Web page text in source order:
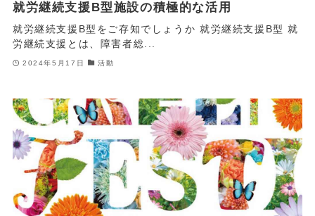
就労継続支援B型施設の積極的な活用
就労継続支援B型をご存知でしょうか 就労継続支援B型 就
労継続支援とは、障害者総...
2024年5月17日 活動